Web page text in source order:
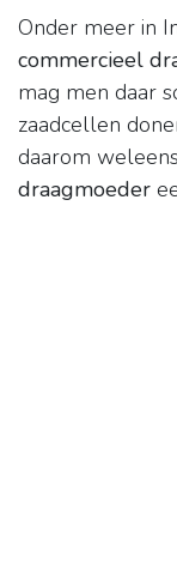
Onder meer in
commercieel
mag men daar
zaadcellen
daarom
draagmoeder